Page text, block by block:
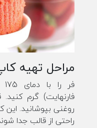
مراحل تهیه
فارنهایت) گرم
روغنی بپوشانید.
راحتی از قالب جدا